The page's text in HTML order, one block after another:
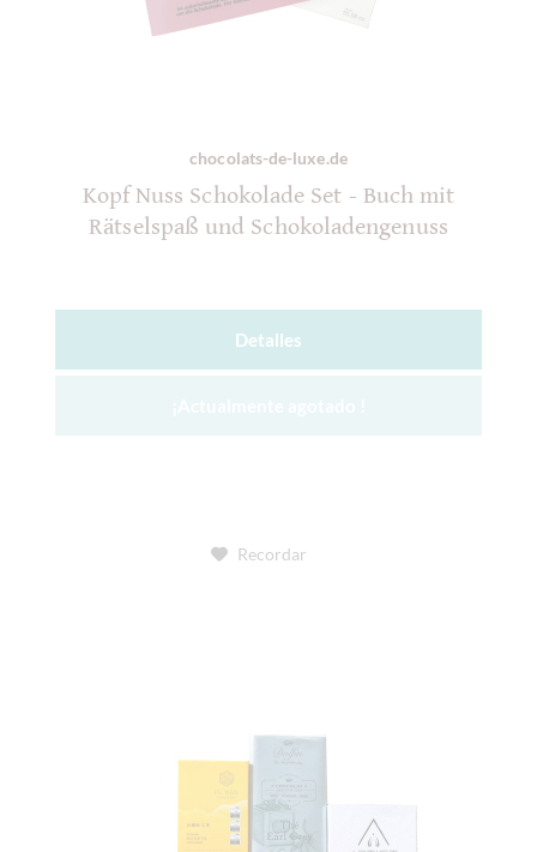
chocolats-de-luxe.de
Kopf Nuss Schokolade Set - Buch mit
Rätselspaß und Schokoladengenuss
Detalles
Recordar